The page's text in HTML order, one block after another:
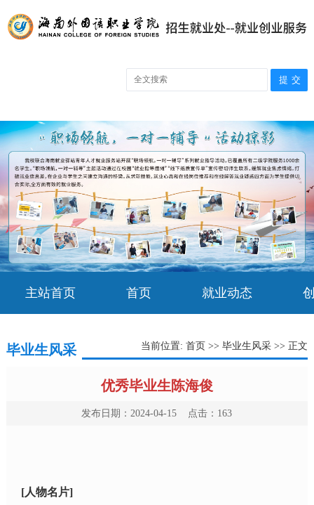
主站首页 首页 就业动态
毕业生风采 当前位置:首页 >>毕业生风采 >> 正文
优秀毕业生陈海俊
发布日期：2024-04-15 点击： 163
[人物名片]